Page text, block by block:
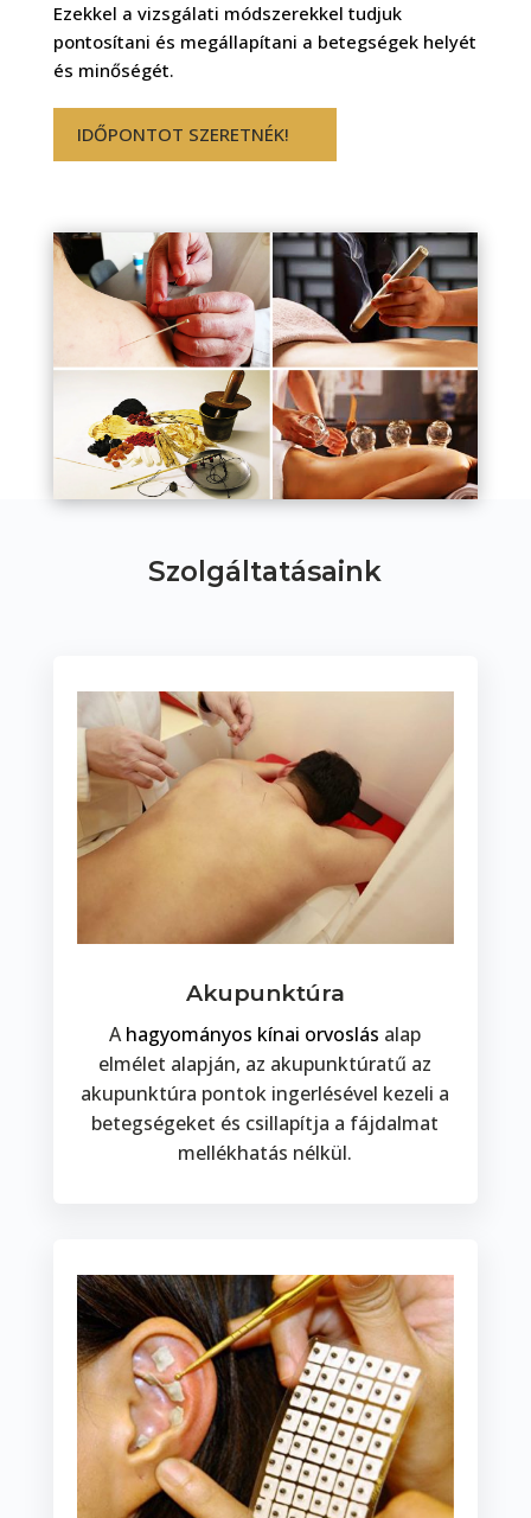
Ezekkel a vizsgálati módszerekkel tudjuk
pontosítani és megállapítani a betegségek helyét
és minőségét.
IDŐPONTOT SZERETNÉK!
Szolgáltatásaink
Akupunktúra
Ahagyományos kínai orvoslás alap
elmélet alapján, az akupunktúratű az
akupunktúra pontok ingerlésével kezeli a
betegségeket és csillapítja a fájdalmat
mellékhatás nélkül.